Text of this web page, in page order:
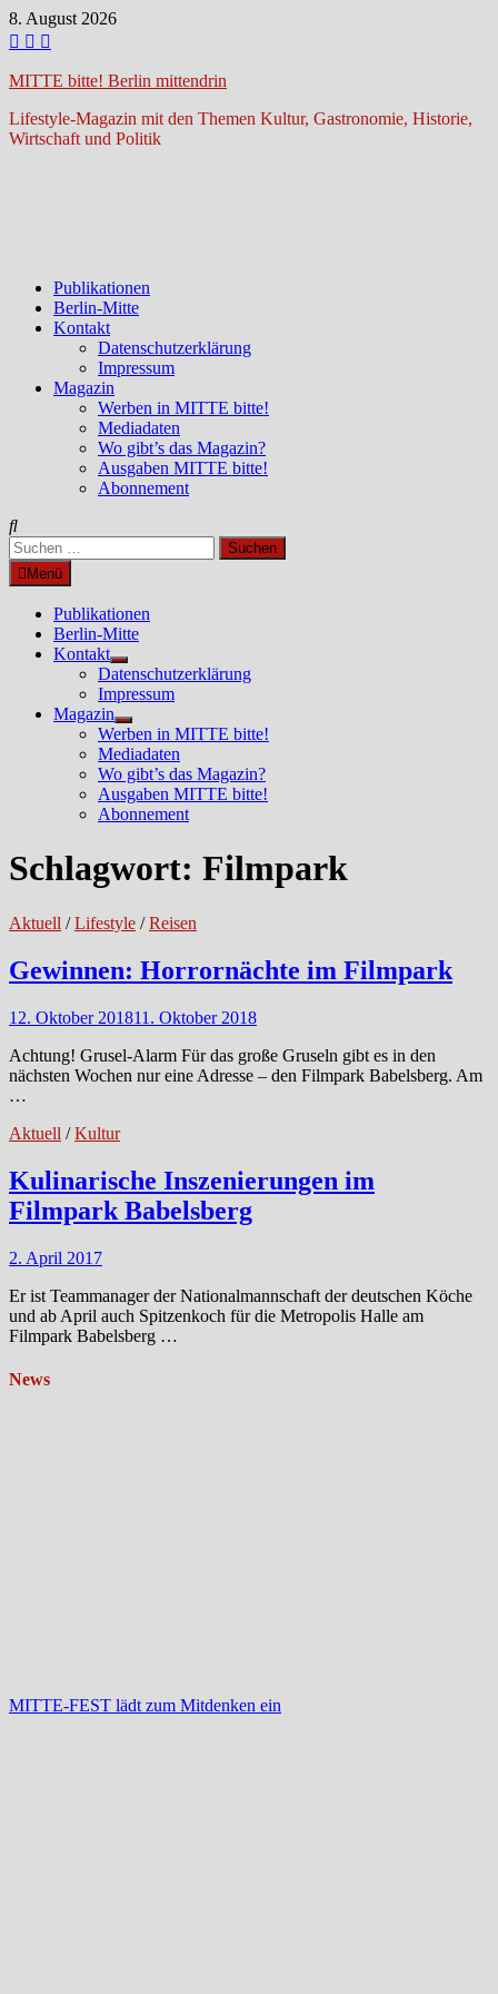
Zum
Inhalt
8. August 2026
MITTE bitte! Berlin mittendrin
Lifestyle-Magazin mit den Themen Kultur, Gastronomie, Historie,
Wirtschaft und Politik
Publikationen
Berlin-Mitte
Kontakt
Datenschutzerklärung
Impressum
Magazin
Werben in MITTE bitte!
Mediadaten
Wo gibt’s das Magazin?
Ausgaben MITTE bitte!
Abonnement
Suchen
nach:Menü
Publikationen
Berlin-Mitte
Kontakt
Untermenü
anzeigen
Datenschutzerklärung
Impressum
Magazin
Untermenü
anzeigen
Werben in MITTE bitte!
Mediadaten
Wo gibt’s das Magazin?
Ausgaben MITTE bitte!
Abonnement
Schlagwort: Filmpark
Aktuell /Lifestyle /Reisen
Gewinnen: Horrornächte im Filmpark
12. Oktober 201811. Oktober 2018
Achtung! Grusel-Alarm Für das große Gruseln gibt es in den
nächsten Wochen nur eine Adresse – den Filmpark Babelsberg. Am
…
Aktuell /Kultur
Kulinarische Inszenierungen im
Filmpark Babelsberg
2. April 2017
Er ist Teammanager der Nationalmannschaft der deutschen Köche
und ab April auch Spitzenkoch für die Metropolis Halle am
Filmpark Babelsberg …
News
MITTE-FEST lädt zum Mitdenken ein